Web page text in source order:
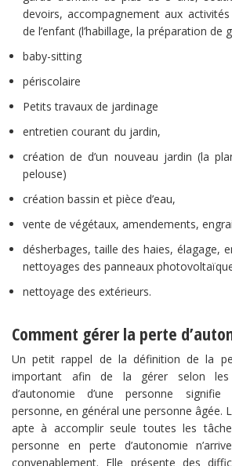
devoirs, accompagnement aux
de l’enfant (l’habillage, la préparation de
baby-sitting
périscolaire
Petits travaux de jardinage
entretien courant du jardin,
création de d’un nouveau jardin (la
pelouse)
création bassin et pièce d’eau,
vente de végétaux, amendements,
désherbages, taille des haies, élagage,
nettoyages des panneaux
nettoyage des extérieurs.
Comment gérer la perte
Un petit rappel de la définition de la
important afin de la gérer selon
d’autonomie d’une personne
personne, en général une personne âgée.
apte à accomplir seule toutes les
personne en perte d’autonomie
convenablement. Elle présente des